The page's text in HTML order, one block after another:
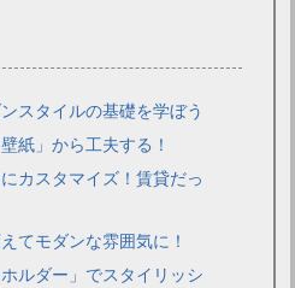
りでもおしゃれなトイレに変身
スタイルの基礎を学ぼう
紙」から工夫する！
カスタマイズ！賃貸だっ
てモダンな雰囲気に！
ルダー」でスタイリッシ